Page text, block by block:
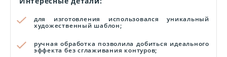
для изготовления использовался уникальный
художественный шаблон;
ручная обработка позволила добиться идеального
эффекта без сглаживания контуров;